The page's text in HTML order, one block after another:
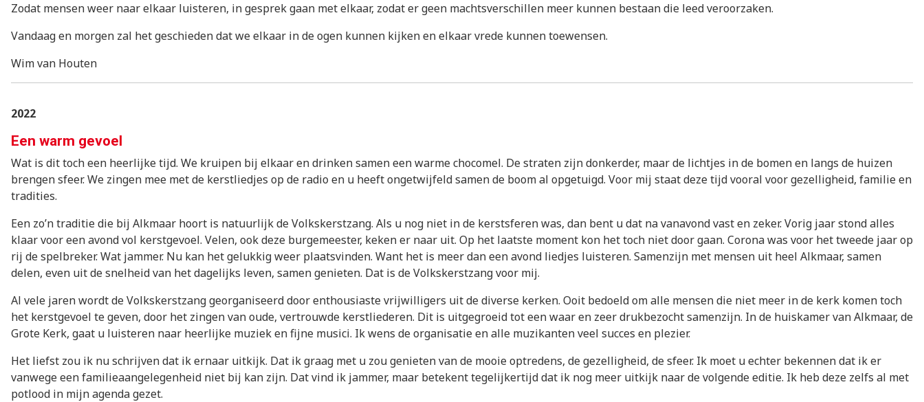
Zodat mensen weer naar elkaar luisteren, in gesprek gaan met elkaar, zodat er geen machtsverschillen meer kunnen bestaan die leed veroorzaken.
Vandaag en morgen zal het geschieden dat we elkaar in de ogen kunnen kijken en elkaar vrede kunnen toewensen.
Wim van Houten
2022
Een warm gevoel
Wat is dit toch een heerlijke tijd. We kruipen bij elkaar en drinken samen een warme chocomel. De straten zijn donkerder, maar de lichtjes in de bomen en langs de huizen
brengen sfeer. We zingen mee met de kerstliedjes op de radio en u heeft ongetwijfeld samen de boom al opgetuigd. Voor mij staat deze tijd vooral voor gezelligheid, familie en
tradities.
Een zo’n traditie die bij Alkmaar hoort is natuurlijk de Volkskerstzang. Als u nog niet in de kerstsferen was, dan bent u dat na vanavond vast en zeker. Vorig jaar stond alles
klaar voor een avond vol kerstgevoel. Velen, ook deze burgemeester, keken er naar uit. Op het laatste moment kon het toch niet door gaan. Corona was voor het tweede jaar op
rij de spelbreker. Wat jammer. Nu kan het gelukkig weer plaatsvinden. Want het is meer dan een avond liedjes luisteren. Samenzijn met mensen uit heel Alkmaar, samen
delen, even uit de snelheid van het dagelijks leven, samen genieten. Dat is de Volkskerstzang voor mij.
Al vele jaren wordt de Volkskerstzang georganiseerd door enthousiaste vrijwilligers uit de diverse kerken. Ooit bedoeld om alle mensen die niet meer in de kerk komen toch
het kerstgevoel te geven, door het zingen van oude, vertrouwde kerstliederen. Dit is uitgegroeid tot een waar en zeer drukbezocht samenzijn. In de huiskamer van Alkmaar, de
Grote Kerk, gaat u luisteren naar heerlijke muziek en fijne musici. Ik wens de organisatie en alle muzikanten veel succes en plezier.
Het liefst zou ik nu schrijven dat ik ernaar uitkijk. Dat ik graag met u zou genieten van de mooie optredens, de gezelligheid, de sfeer. Ik moet u echter bekennen dat ik er
vanwege een familieaangelegenheid niet bij kan zijn. Dat vind ik jammer, maar betekent tegelijkertijd dat ik nog meer uitkijk naar de volgende editie. Ik heb deze zelfs al met
potlood in mijn agenda gezet.